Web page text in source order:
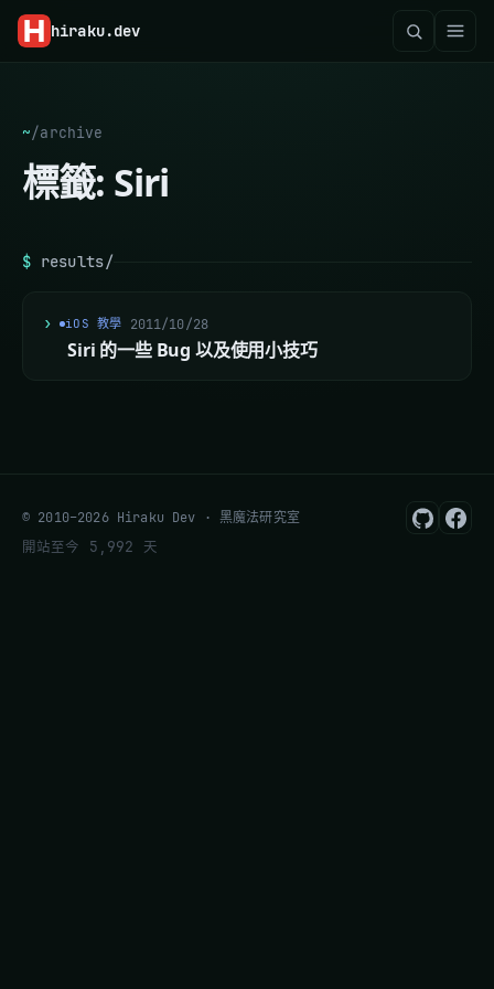
hiraku.dev
~/archive
標籤: Siri
$ results/
2011/10/28
iOS 教學
Siri 的一些 Bug 以及使用小技巧
© 2010–2026 Hiraku Dev · 黑魔法研究室
開站至今 5,992 天